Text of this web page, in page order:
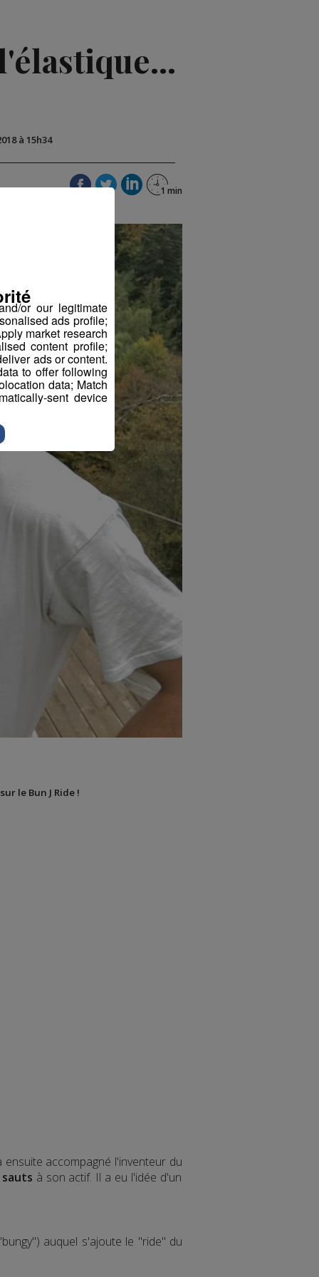
à 15h34
le Bun J Ride !
accompagné l'inventeur du
sauts à son actif. Il a eu l'idée d'un
auquel s'ajoute le "ride" du
or our legitimate
ads profile;
market research
content profile;
ads or content.
to offer following
data; Match
sent device